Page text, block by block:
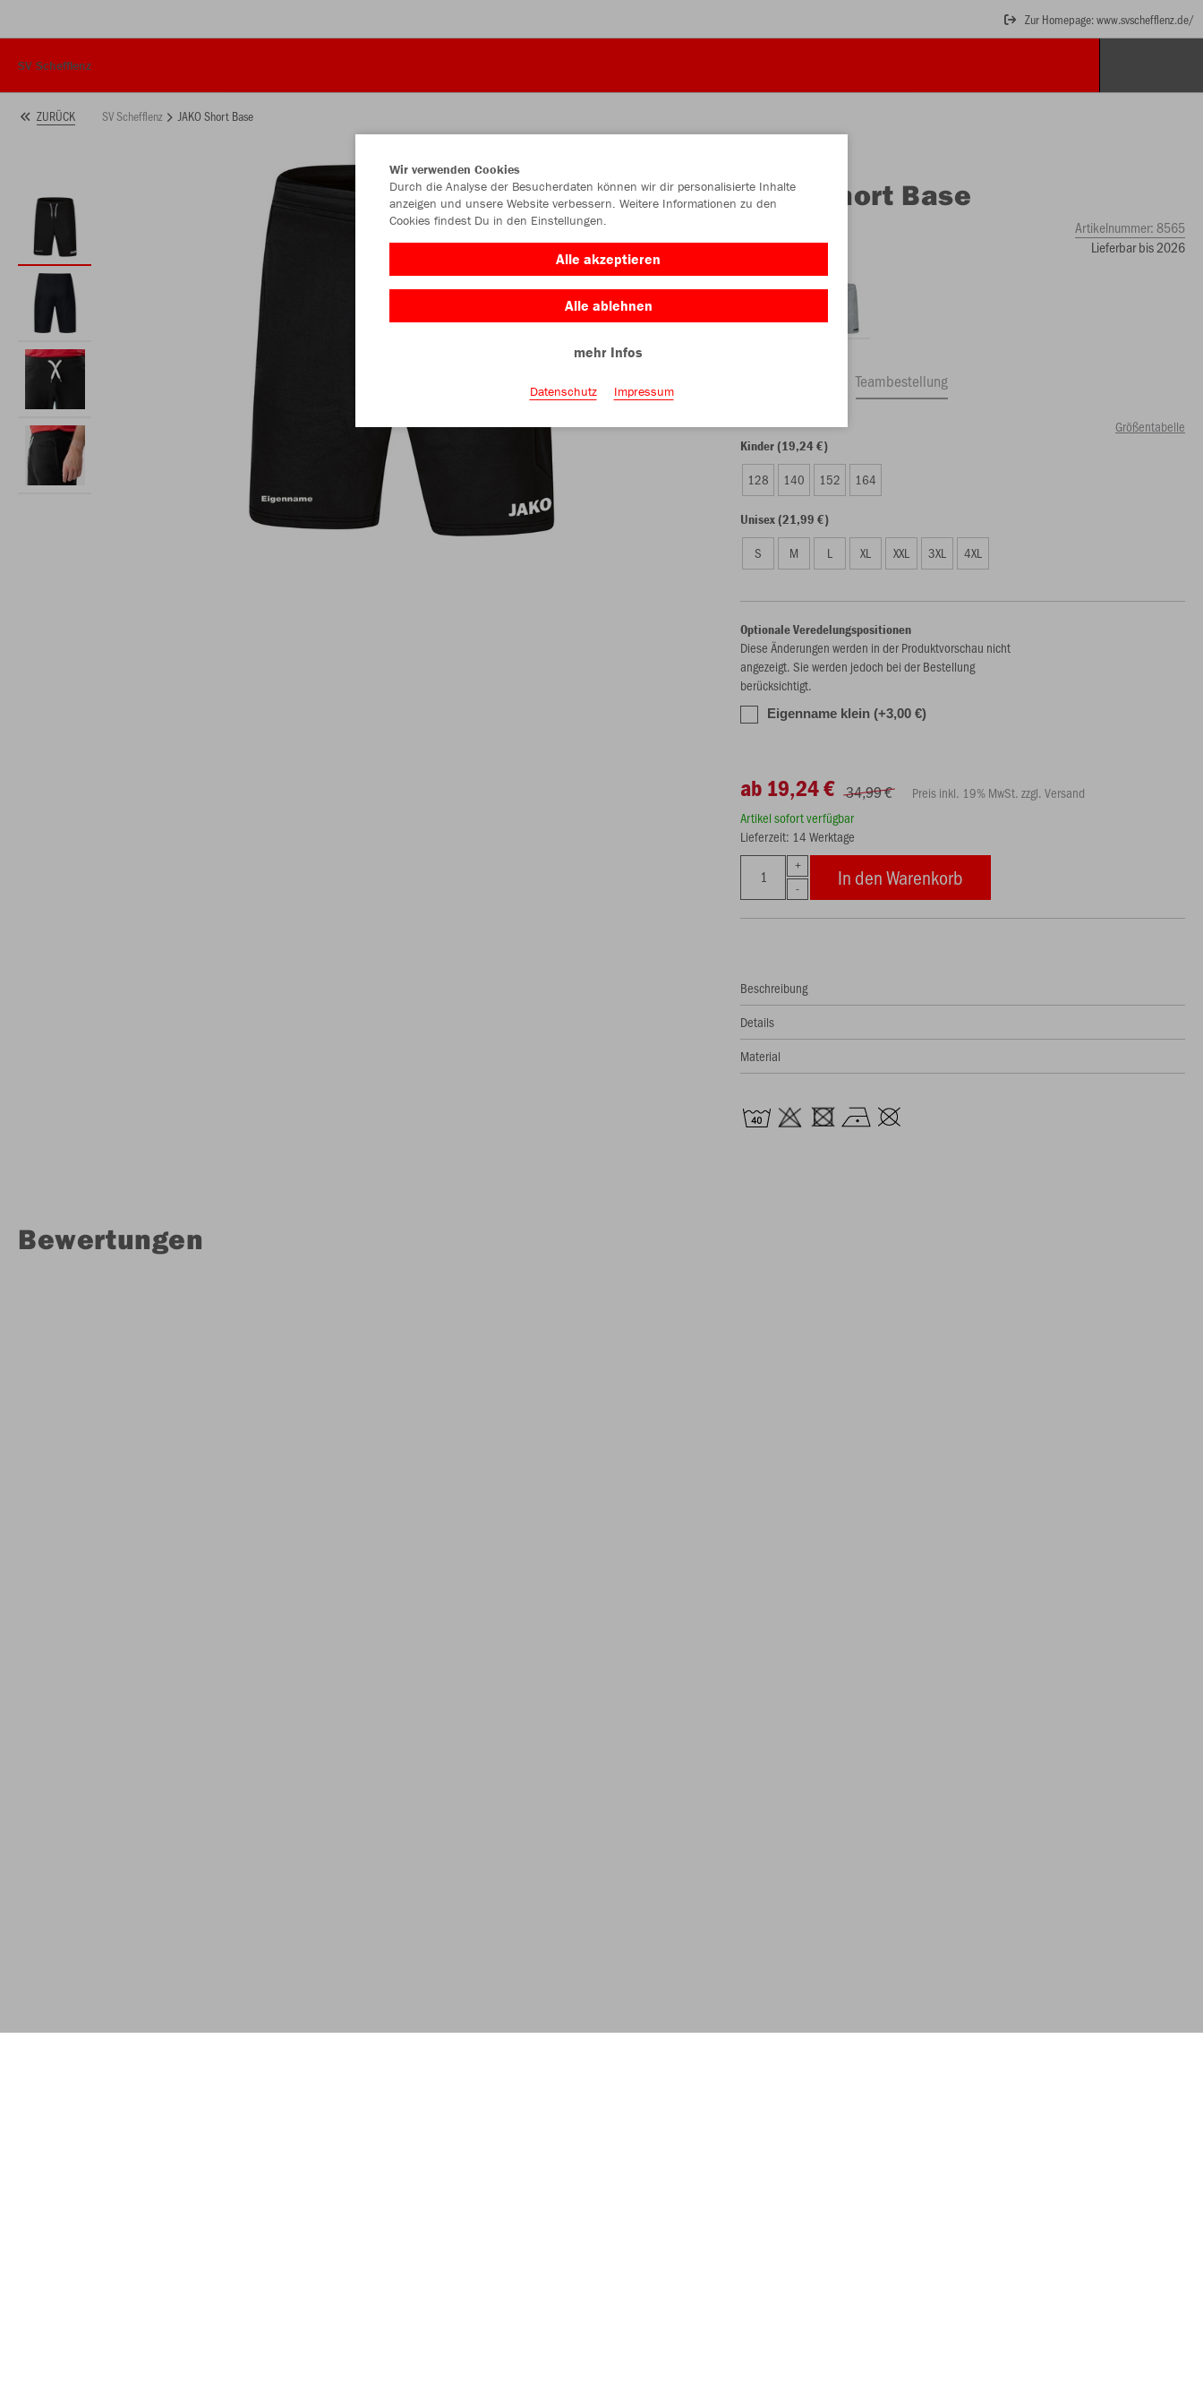
Zur Homepage: www.svschefflenz.de/
SV Schefflenz
ZURÜCK SV Schefflenz JAKO Short Base
JAKO Short Base
Artikelnummer:8565
Lieferbar bis 2026
Teambestellung
Größentabelle
Kinder (19,24 €)
128 140 152 164
Unisex (21,99 €)
S M L XL XXL 3XL 4XL
Optionale Veredelungspositionen
Diese Änderungen werden in der Produktvorschau nicht
angezeigt. Sie werden jedoch bei der Bestellung
berücksichtigt.
Eigenname klein (+3,00 €)
ab 19,24 € 34,99 €
Preis inkl. 19% MwSt. zzgl. Versand
Artikel sofort verfügbar
Lieferzeit: 14 Werktage
In den Warenkorb
Beschreibung
Details
Material
Bewertungen
Wir verwenden Cookies
Durch die Analyse der Besucherdaten können wir dir personalisierte Inhalte
anzeigen und unsere Website verbessern. Weitere Informationen zu den
Cookies findest Du in den Einstellungen.
Alle akzeptieren
Alle ablehnen
mehr Infos
Datenschutz Impressum